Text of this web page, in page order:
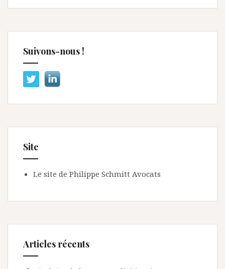
Suivons-nous !
Site
Le site de Philippe Schmitt Avocats
Articles récents